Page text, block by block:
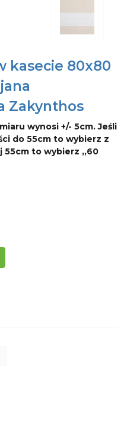
kasecie 80x80
Zakynthos
wynosi +/- 5cm. Jeśli
do 55cm to wybierz z
55cm to wybierz ,,60